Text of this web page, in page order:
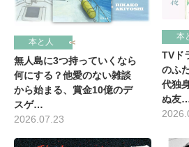
本と人
無人島に3つ持っていくなら
何にする？他愛のない雑談
から始まる、賞金10億のデ
スゲ…
2026.07.23
本
TVド
のふ
代独
ぬ友